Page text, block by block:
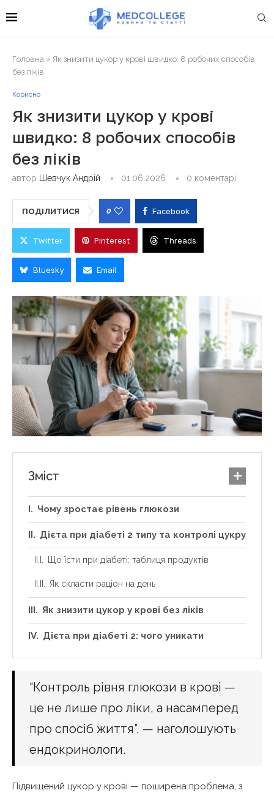
Головна » Як знизити цукор у крові швидко: 8 робочих способів
без ліків
Корисно
Як знизити цукор у крові
швидко: 8 робочих способів
без ліків
автор Шевчук Андрій 01.06.2026 0 коментарі
ПОДІЛИТИСЯ 0 Facebook
Twitter Pinterest Threads
Bluesky Email
Зміст
Чому зростає рівень глюкози
Дієта при діабеті 2 типу та контролі цукру
Що їсти при діабеті: таблиця продуктів
Як скласти раціон на день
Як знизити цукор у крові без ліків
Дієта при діабеті 2: чого уникати
“Контроль рівня глюкози в крові —
це не лише про ліки, а насамперед
про спосіб життя”, — наголошують
ендокринологи.
Підвищений цукор у крові — поширена проблема, з